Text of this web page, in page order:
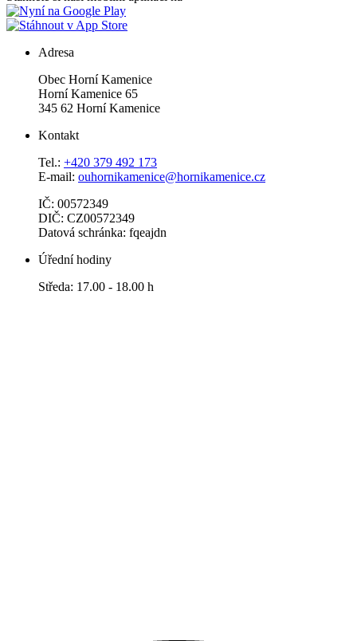
Adresa
Obec Horní Kamenice
Horní Kamenice 65
345 62 Horní Kamenice
Kontakt
Tel.: +420 379 492 173
E-mail: ouhornikamenice@hornikamenice.cz
IČ: 00572349
DIČ: CZ00572349
Datová schránka: fqeajdn
Úřední hodiny
Středa: 17.00 - 18.00 h